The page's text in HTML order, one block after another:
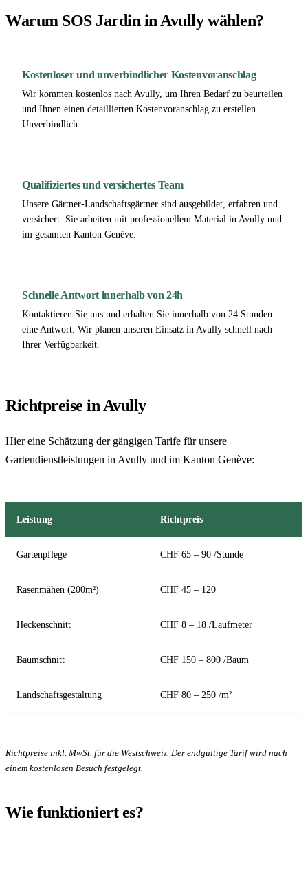
Warum SOS Jardin in Avully wählen?
Kostenloser und unverbindlicher Kostenvoranschlag
Wir kommen kostenlos nach Avully, um Ihren Bedarf zu beurteilen
und Ihnen einen detaillierten Kostenvoranschlag zu erstellen.
Unverbindlich.
Qualifiziertes und versichertes Team
Unsere Gärtner-Landschaftsgärtner sind ausgebildet, erfahren und
versichert. Sie arbeiten mit professionellem Material in Avully und
im gesamten Kanton Genève.
Schnelle Antwort innerhalb von 24h
Kontaktieren Sie uns und erhalten Sie innerhalb von 24 Stunden
eine Antwort. Wir planen unseren Einsatz in Avully schnell nach
Ihrer Verfügbarkeit.
Richtpreise in Avully
Hier eine Schätzung der gängigen Tarife für unsere
Gartendienstleistungen in Avully und im Kanton Genève:
Leistung Richtpreis
Gartenpflege CHF 65 – 90 /Stunde
Rasenmähen (200m²) CHF 45 – 120
Heckenschnitt CHF 8 – 18 /Laufmeter
Baumschnitt CHF 150 – 800 /Baum
Landschaftsgestaltung CHF 80 – 250 /m²
Richtpreise inkl. MwSt. für die Westschweiz. Der endgültige Tarif wird nach
einem kostenlosen Besuch festgelegt.
Wie funktioniert es?